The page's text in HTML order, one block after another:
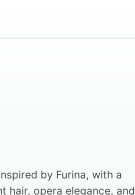
by Furina, with a
hair, opera elegance, and